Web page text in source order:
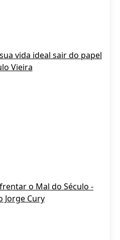
vida ideal sair do papel
Vieira
o Mal do Século -
Jorge Cury